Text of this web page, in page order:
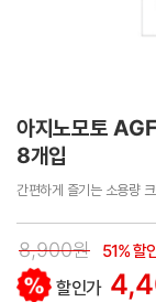
아지노모토
8개입
간편하게 즐기는 소용량
8,900원 51% 할
할인가